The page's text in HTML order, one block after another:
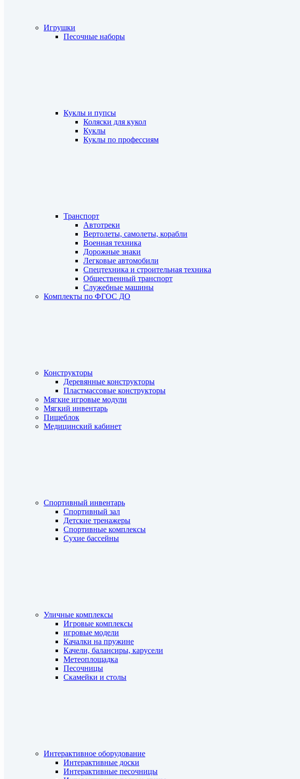
Игрушки
Песочные наборы
Куклы и пупсы
Коляски для кукол
Куклы
Куклы по профессиям
Транспорт
Автотреки
Вертолеты, самолеты, корабли
Военная техника
Дорожные знаки
Легковые автомобили
Спецтехника и строительная техника
Общественный транспорт
Служебные машины
Комплекты по ФГОС ДО
Конструкторы
Деревянные конструкторы
Пластмассовые конструкторы
Мягкие игровые модули
Мягкий инвентарь
Пищеблок
Медицинский кабинет
Спортивный инвентарь
Спортивный зал
Детские тренажеры
Спортивные комплексы
Сухие бассейны
Уличные комплексы
Игровые комплексы
игровые модели
Качалки на пружине
Качели, балансиры, карусели
Метеоплощадка
Песочницы
Скамейки и столы
Интерактивное оборудование
Интерактивные доски
Интерактивные песочницы